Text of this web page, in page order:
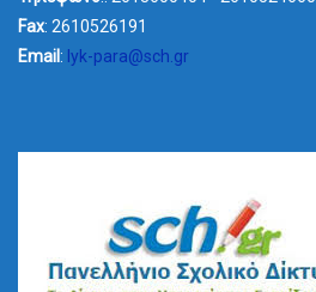
Fax: 2610526191
Email: lyk-para@sch.gr